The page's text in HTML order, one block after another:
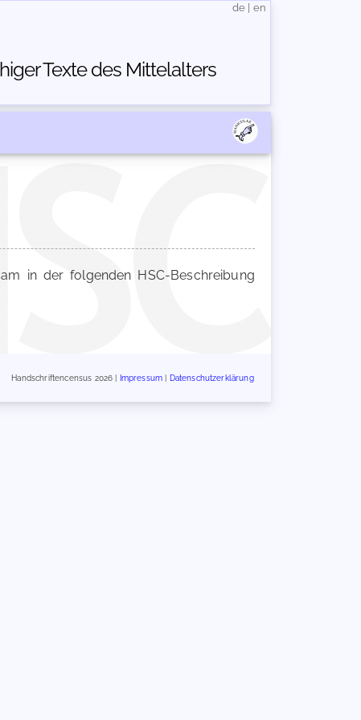
Texte des Mittelalters
de en
in der folgenden HSC-Beschreibung
Handschriftencensus 2026 | Impressum Datenschutzerklärung